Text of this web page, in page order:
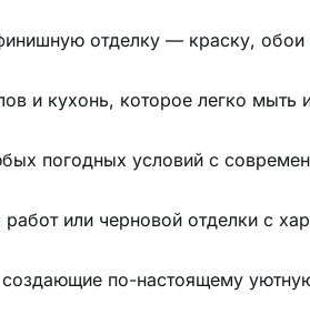
отделку — краску, обои
и кухонь, которое легко мыть
погодных условий с
или черновой отделки с
создающие по-настоящему